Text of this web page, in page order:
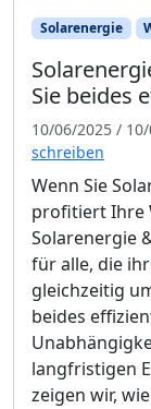
Solarenergie
Sie beides
10/06/2025 /
schreiben
Wenn Sie
profitiert Ihre
Solarenergie
für alle, die
gleichzeitig
beides
langfristigen
zeigen wir,